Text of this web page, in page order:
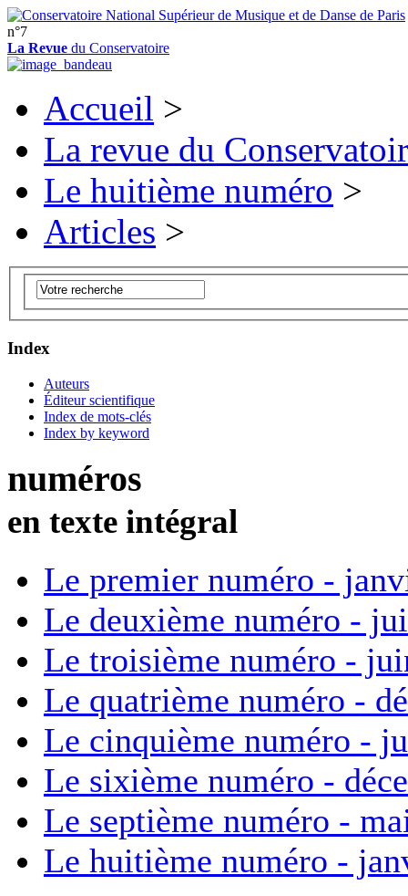
n°7
La Revue du Conservatoire
Accueil >
La revue du
Le huitième numéro >
Articles >
Index
Auteurs
Éditeur scientifique
Index de mots-clés
Index by keyword
numéros
en texte intégral
Le premier numéro -
Le deuxième numéro -
Le troisième numéro -
Le quatrième numéro -
Le cinquième numéro -
Le sixième numéro -
Le septième numéro -
Le huitième numéro -